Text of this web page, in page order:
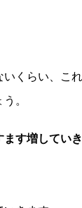
くらい、こ
。
す増していき